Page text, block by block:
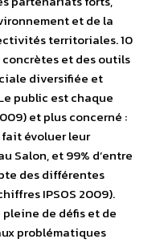
et de la
territoriales. 10
et des outils
diversifiée et
public est chaque
et plus concerné :
évoluer leur
Salon, et 99% d’entre
des différentes
IPSOS 2009).
pleine de défis et de
problématiques